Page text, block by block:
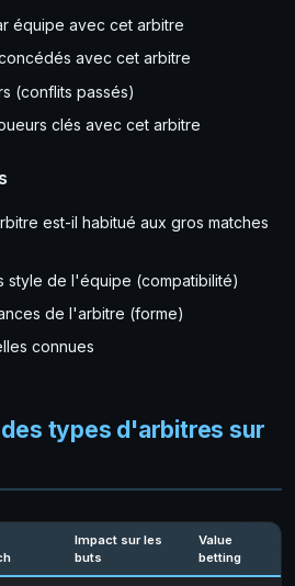
équipe avec cet arbitre
avec cet arbitre
(conflits passés)
clés avec cet arbitre
est-il habitué aux gros matches
style de l'équipe (compatibilité)
de l'arbitre (forme)
connues
des types d'arbitres sur
Impact sur les
buts
Value
betting